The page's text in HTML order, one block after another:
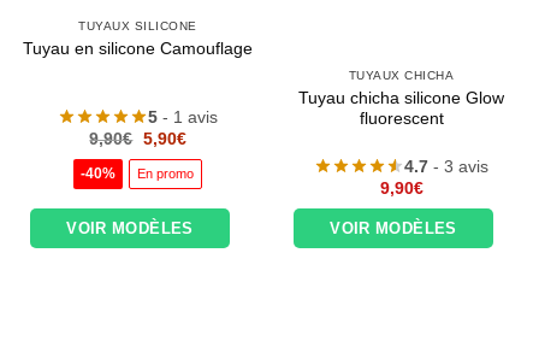
TUYAUX SILICONE
Tuyau en silicone Camouflage
5 - 1 avis
9,90€ Le
initial
était :
5,90€Le
actuel
est :
-40% En promo
VOIR MODÈLES
TUYAUX CHICHA
Tuyau chicha silicone Glow
fluorescent
4.7 - 3 avis
9,90€
VOIR MODÈLES